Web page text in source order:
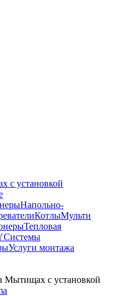
с установкой
Напольно-
КотлыМульти
Тепловая
Системы
Услуги монтажа
Мытищах с установкой